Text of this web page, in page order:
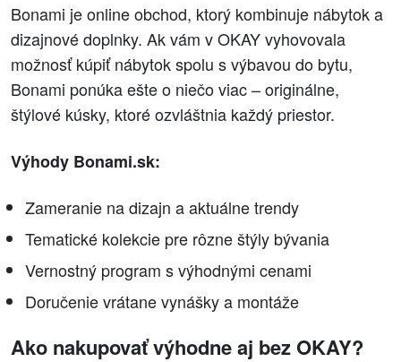
Bonami je online obchod, ktorý kombinuje nábytok a
dizajnové doplnky. Ak vám v OKAY vyhovovala
možnosť kúpiť nábytok spolu s výbavou do bytu,
Bonami ponúka ešte o niečo viac – originálne,
štýlové kúsky, ktoré ozvláštnia každý priestor.
Výhody Bonami.sk:
Zameranie na dizajn a aktuálne trendy
Tematické kolekcie pre rôzne štýly bývania
Vernostný program s výhodnými cenami
Doručenie vrátane vynášky a montáže
Ako nakupovať výhodne aj bez OKAY?